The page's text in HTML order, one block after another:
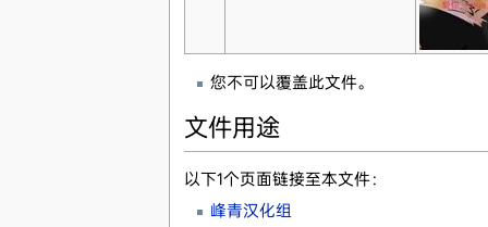
您不可以覆盖此文件。
文件用途
以下1个页面链接至本文件：
峰青汉化组